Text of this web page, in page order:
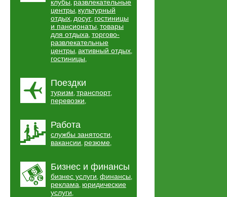
клубы, развлекательные
центры, культурный
отдых, досуг, гостиницы
и пансионаты, товары
для отдыха, торгово-
развлекательные
центры, активный отдых,
гостиницы,
Поездки
туризм, транспорт,
перевозки,
Работа
службы занятости,
вакансии, резюме,
Бизнес и финансы
бизнес услуги, финансы,
реклама, юридические
услуги,